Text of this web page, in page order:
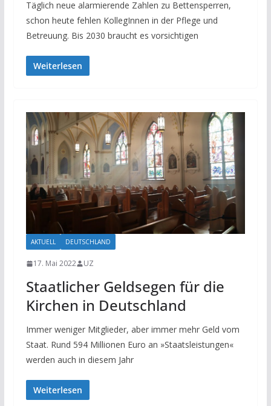
Täglich neue alarmierende Zahlen zu Bettensperren,
schon heute fehlen KollegInnen in der Pflege und
Betreuung. Bis 2030 braucht es vorsichtigen
Weiterlesen
AKTUELL DEUTSCHLAND
17. Mai 2022 UZ
Staatlicher Geldsegen für die
Kirchen in Deutschland
Immer weniger Mitglieder, aber immer mehr Geld vom
Staat. Rund 594 Millionen Euro an »Staatsleistungen«
werden auch in diesem Jahr
Weiterlesen